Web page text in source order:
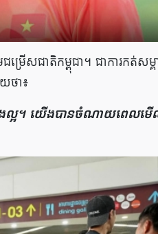
ម្រើសជាតិកម្ពុជា។ ជាការកត់សម្
ថា៖
ាងល្អ។ យើងបានចំណាយពេលម